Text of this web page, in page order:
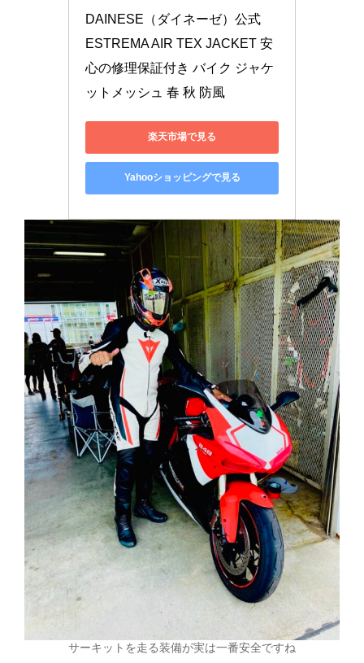
DAINESE（ダイネーゼ）公式
ESTREMA AIR TEX JACKET 安
心の修理保証付き バイク ジャケ
ットメッシュ 春 秋 防風
楽天市場で見る
Yahooショッピングで見る
サーキットを走る装備が実は一番安全ですね